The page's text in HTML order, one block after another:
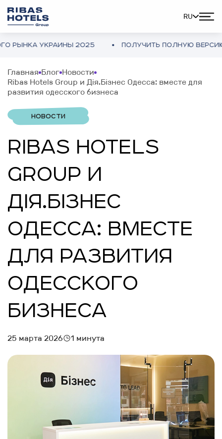
RU
УКРАИНЫ 2025 ПОЛУЧИТЬ ПОЛНУЮ ВЕРСИЮ
Главная Блог Новости
Ribas Hotels Group и Дія.Бізнес Одесса: вместе для
развития одесского бизнеса
НОВОСТИ
RIBAS HOTELS
GROUP И
ДІЯ.БІЗНЕС
ОДЕССА: ВМЕСТЕ
ДЛЯ РАЗВИТИЯ
ОДЕССКОГО
БИЗНЕСА
25 марта 2026 1 минута